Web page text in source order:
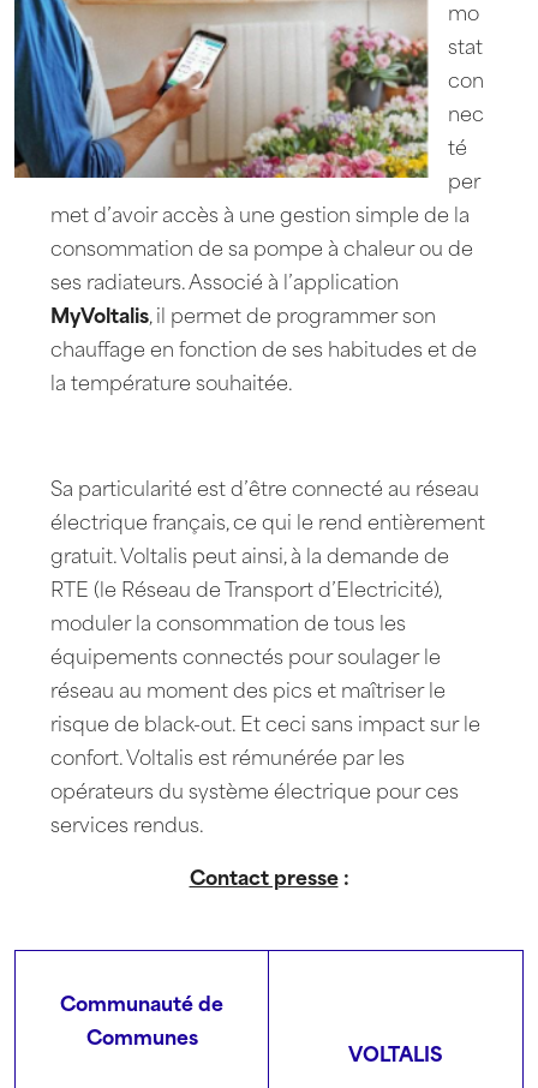
mo
stat
con
nec
té
per
met d’avoir accès à une gestion simple de la
consommation de sa pompe à chaleur ou de
ses radiateurs. Associé à l’application
MyVoltalis, il permet de programmer son
chauffage en fonction de ses habitudes et de
la température souhaitée.
Sa particularité est d’être connecté au réseau
électrique français, ce qui le rend entièrement
gratuit. Voltalis peut ainsi, à la demande de
RTE (le Réseau de Transport d’Electricité),
moduler la consommation de tous les
équipements connectés pour soulager le
réseau au moment des pics et maîtriser le
risque de black-out. Et ceci sans impact sur le
confort. Voltalis est rémunérée par les
opérateurs du système électrique pour ces
services rendus.
Contact presse:
Communauté de
Communes
VOLTALIS